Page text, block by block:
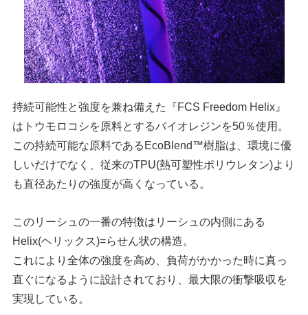
持続可能性と強度を兼ね備えた『FCS Freedom Helix』
はトウモロコシを原料とするバイオレジンを50％使用。
この持続可能な原料であるEcoBlend™樹脂は、環境に優
しいだけでなく、従来のTPU(熱可塑性ポリウレタン)より
も直径あたりの強度が高くなっている。
このリーシュの一番の特徴はリーシュの内側にある
Helix(ヘリックス)=らせん状の構造。
これにより全体の強度を高め、負荷がかかった時に真っ
直ぐになるように設計されており、最大限の衝撃吸収を
実現している。